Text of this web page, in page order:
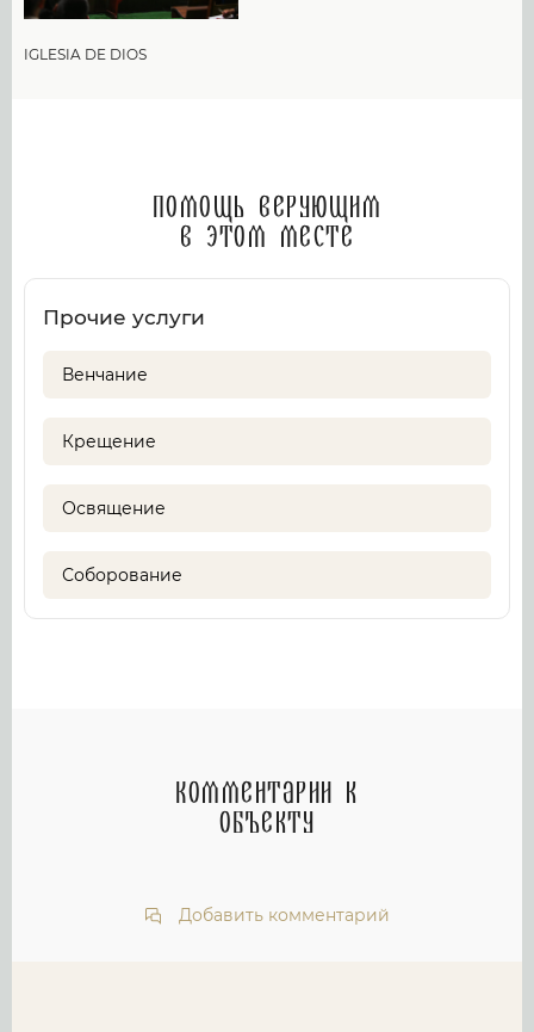
IGLESIA DE DIOS
Помощь верующим
в этом месте
Прочие услуги
Венчание
Крещение
Освящение
Соборование
Комментарии к
объекту
Добавить комментарий